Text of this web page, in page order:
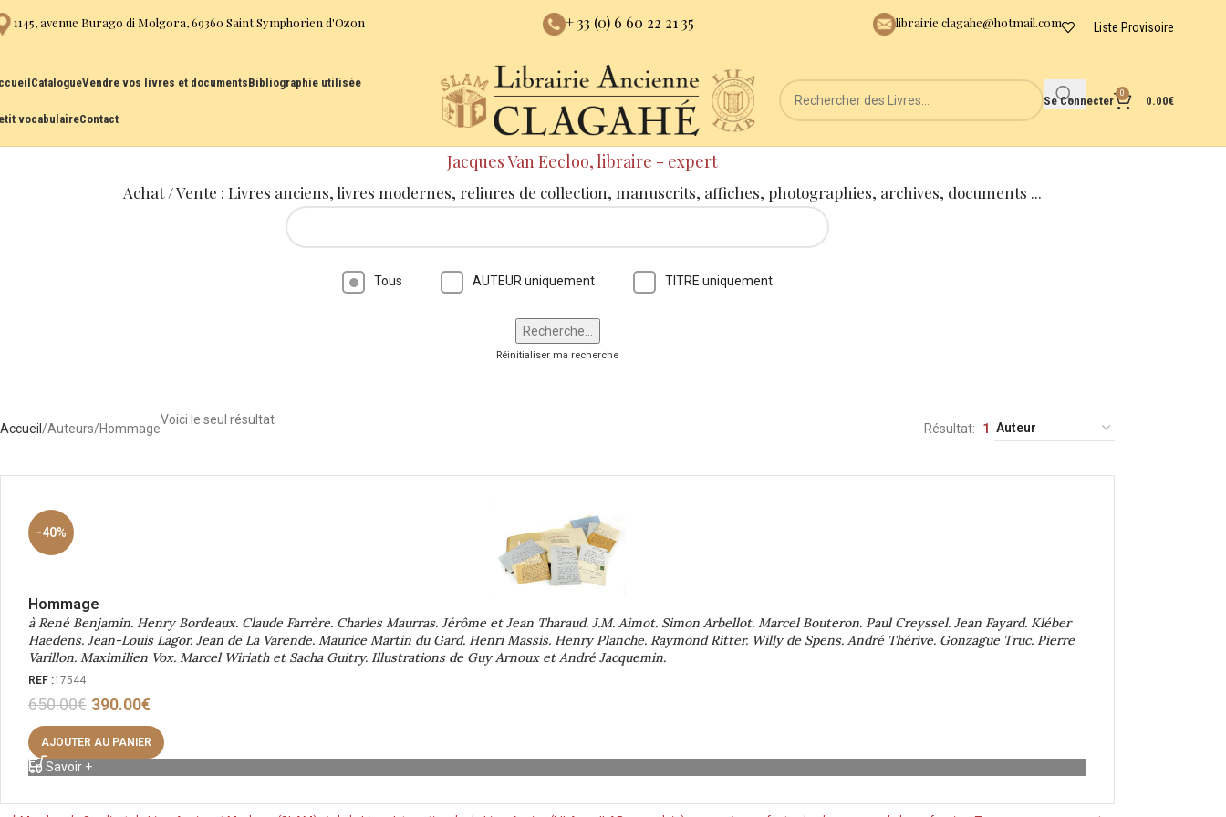
1145, avenue Burago di Molgora, 69360 Saint Symphorien d'Ozon + 33 (0) 6 60 22 21 35 librairie.clagahe@hotmail.com Liste Provisoire
CatalogueVendre vos livres et documentsBibliographie utilisée
vocabulaireContact
Se Connecter
0
0.00€
Jacques Van Eecloo, libraire - expert
Achat / Vente : Livres anciens, livres modernes, reliures de collection, manuscrits, affiches, photographies, archives, documents ...
Tous AUTEUR uniquement TITRE uniquement
Réinitialiser ma recherche
Accueil Auteurs Hommage
Voici le seul résultat
Résultat 1
-40%
Hommage
à René Benjamin. Henry Bordeaux. Claude Farrère. Charles Maurras. Jérôme et Jean Tharaud. J.M. Aimot. Simon Arbellot. Marcel Bouteron. Paul Creyssel. Jean Fayard. Kléber
Haedens. Jean-Louis Lagor. Jean de La Varende. Maurice Martin du Gard. Henri Massis. Henry Planche. Raymond Ritter. Willy de Spens. André Thérive. Gonzague Truc. Pierre
Varillon. Maximilien Vox. Marcel Wiriath et Sacha Guitry. Illustrations de Guy Arnoux et André Jacquemin.
REF :17544
650.00€ 390.00€
AJOUTER AU PANIER
En Savoir +